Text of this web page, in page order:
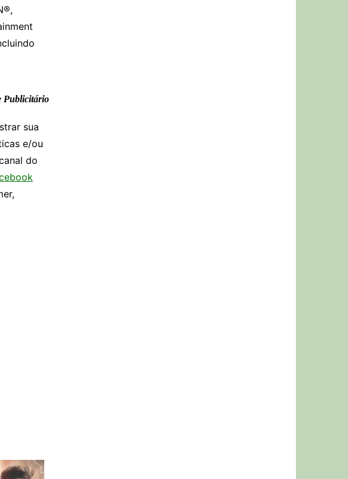
Publicitário
sua
e/ou
do